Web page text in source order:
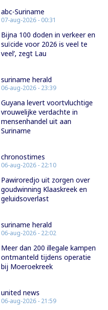
abc-Suriname
07-aug-2026 - 00:31
Bijna 100 doden in verkeer en
suïcide voor 2026 is veel te
veel’, zegt Lau
suriname herald
06-aug-2026 - 23:39
Guyana levert voortvluchtige
vrouwelijke verdachte in
mensenhandel uit aan
Suriname
chronostimes
06-aug-2026 - 22:10
Pawiroredjo uit zorgen over
goudwinning Klaaskreek en
geluidsoverlast
suriname herald
06-aug-2026 - 22:02
Meer dan 200 illegale kampen
ontmanteld tijdens operatie
bij Moeroekreek
united news
06-aug-2026 - 21:59